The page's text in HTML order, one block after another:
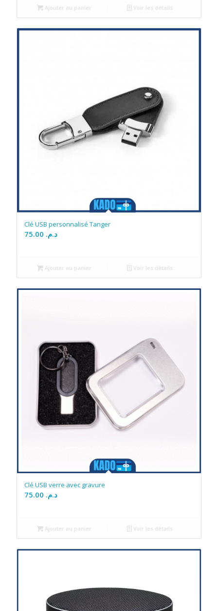
Ajouter au panier Voir les détails
Clé USB personnalisé Tanger
د.م.
Ajouter au panier Voir les détails
Clé USB verre avec gravure
د.م.
Ajouter au panier Voir les détails